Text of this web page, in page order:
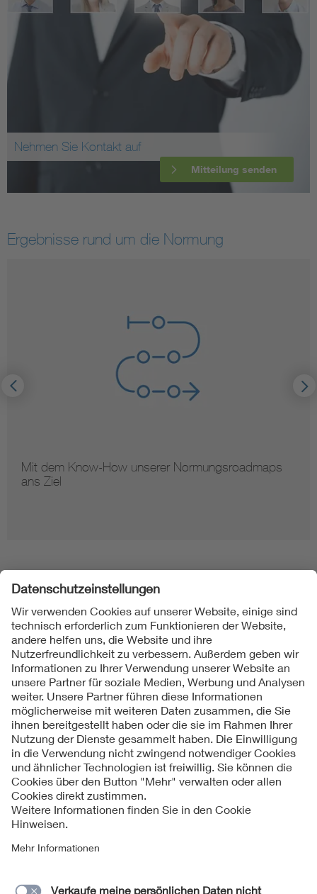
Nehmen Sie Kontakt auf
Mitteilung senden
Ergebnisse rund um die Normung
Mit dem Know-How unserer Normungsroadmaps
ans Ziel
Folgen Sie uns
Kontakt
Impressum
Datenschutzinformationen
Cookie Hinweise
Compliance